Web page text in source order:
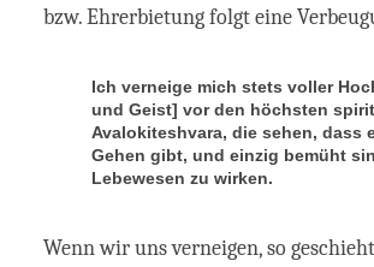
bzw. Ehrerbietung folgt eine
Ich verneige mich stets voller
und Geist] vor den höchsten
Avalokiteshvara, die sehen, dass
Gehen gibt, und einzig bemüht
Lebewesen zu wirken.
Wenn wir uns verneigen, so